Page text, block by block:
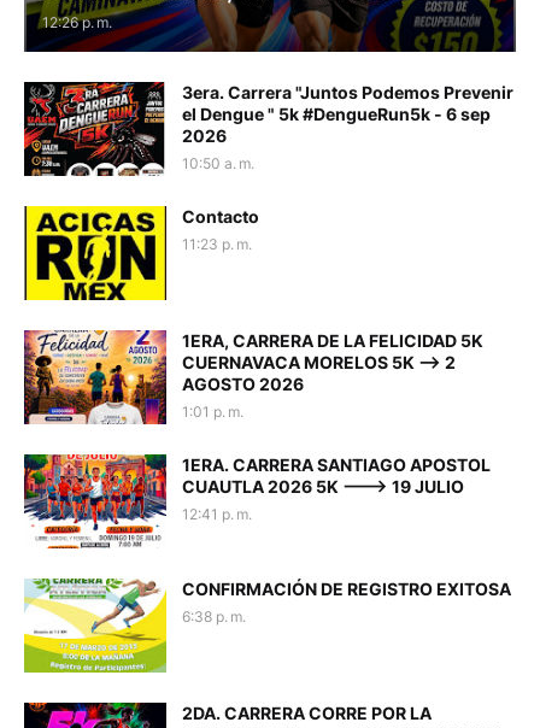
12:26 p. m.
3era. Carrera "Juntos Podemos Prevenir
el Dengue " 5k #DengueRun5k - 6 sep
2026
10:50 a. m.
Contacto
11:23 p. m.
1ERA, CARRERA DE LA FELICIDAD 5K
CUERNAVACA MORELOS 5K --> 2
AGOSTO 2026
1:01 p. m.
1ERA. CARRERA SANTIAGO APOSTOL
CUAUTLA 2026 5K ---> 19 JULIO
12:41 p. m.
CONFIRMACIÓN DE REGISTRO EXITOSA
6:38 p. m.
2DA. CARRERA CORRE POR LA